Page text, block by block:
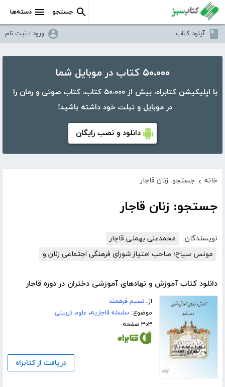
دسته‌ها جستجو
آپلود کتاب ورود / ثبت نام
۵۰،۰۰۰ کتاب در موبایل شما
با اپلیکیشن کتابراه، بیش از ۵۰،۰۰۰ کتاب، کتاب صوتی و رمان را
در موبایل و تبلت خود داشته باشید!
دانلود و نصب رایگان
خانه › جستجو: زنان قاجار
جستجو: زنان قاجار
نویسندگان:
محمدعلی بهمنی قاجار
مونس سیاح؛ صاحب امتیاز شورای فرهنگی اجتماعی زنان و
دانلود کتاب آموزش و نهادهای آموزشی دختران در دوره قاجار
از:نسیم فرهمند
موضوع:سلسله قاجاریه، علوم تربیتی
۳۰۳ صفحه
دریافت از کتابراه